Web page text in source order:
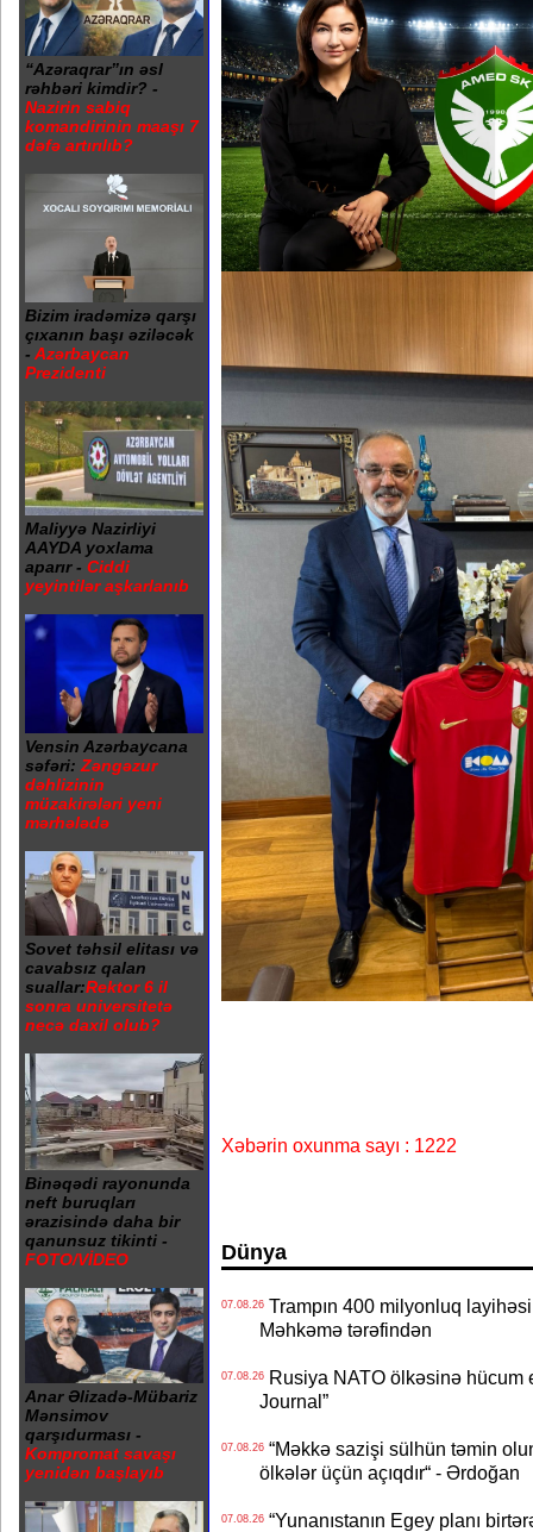
“Azəraqrar”ın əsl
rəhbəri kimdir? -
Nazirin sabiq
komandirinin maaşı 7
dəfə artırılıb?
Bizim iradəmizə qarşı
çıxanın başı əziləcək
- Azərbaycan
Prezidenti
Maliyyə Nazirliyi
AAYDA yoxlama
aparır - Ciddi
yeyintilər aşkarlanıb
Vensin Azərbaycana
səfəri: Zəngəzur
dəhlizinin
müzakirələri yeni
mərhələdə
Sovet təhsil elitası və
cavabsız qalan
suallar:Rektor 6 il
sonra universitetə
necə daxil olub?
Binəqədi rayonunda
neft buruqları
ərazisində daha bir
qanunsuz tikinti -
FOTO/VİDEO
Anar Əlizadə-Mübariz
Mənsimov
qarşıdurması -
Kompromat savaşı
yenidən başlayıb
Xəbərin oxunma sayı : 1222
Dünya
07.08.26Trampın 400 milyonluq
Məhkəmə tərəfindən
07.08.26Rusiya NATO ölkəsinə hücum
Journal”
07.08.26“Məkkə sazişi sülhün təmin
ölkələr üçün açıqdır“ - Ərdoğan
07.08.26“Yunanıstanın Egey planı